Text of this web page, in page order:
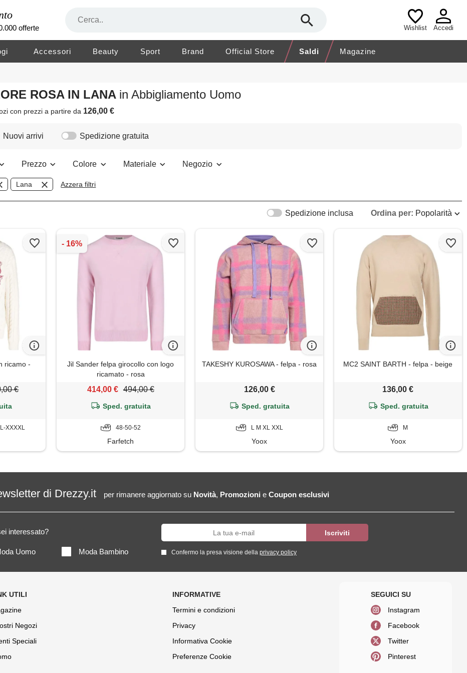
offerte Wishlist Accedi
Accessori Beauty Sport Brand Official Store Saldi Magazine
ROSA IN LANA in Abbigliamento Uomo
con prezzi a partire da 126,00 €
Nuovi arrivi Spedizione gratuita
Prezzo Colore Materiale Negozio
Lana Azzera filtri
Ordina per: Popolarità
Spedizione inclusa
ricamo -
€
XXXXL
Jil Sander felpa girocollo con logo
ricamato - rosa
414,00 € 494,00 €
Sped. gratuita
48-50-52
Farfetch
TAKESHY KUROSAWA - felpa - rosa
126,00 €
Sped. gratuita
L M XL XXL
Yoox
MC2 SAINT BARTH - felpa - beige
136,00 €
Sped. gratuita
M
Yoox
di Drezzy.it per rimanere aggiornato su Novità, Promozioni e Coupon esclusivi
interessato?
Uomo Moda Bambino Confermo la presa visione della privacy policy
Negozi
Speciali
Termini e condizioni
Privacy
Informativa Cookie
Preferenze Cookie
Instagram
Facebook
Twitter
Pinterest